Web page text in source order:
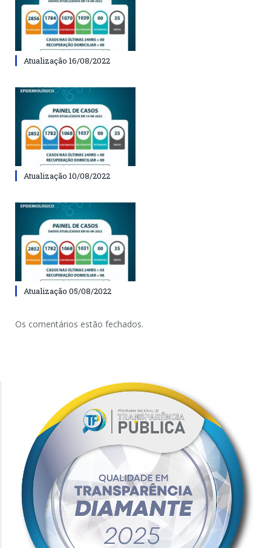
Atualização 16/08/2022
Atualização 10/08/2022
Atualização 05/08/2022
Os comentários estão fechados.